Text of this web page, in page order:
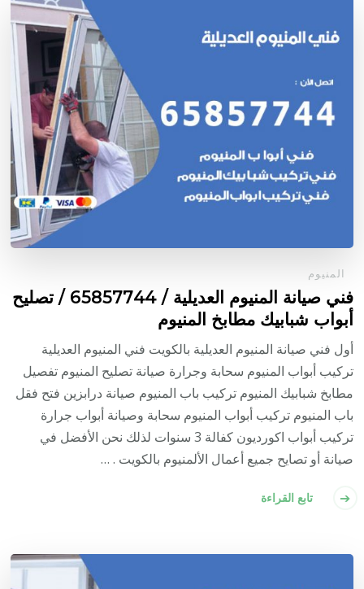
المنيوم
فني صيانة المنيوم العديلية / 65857744 / تصليح
أبواب شبابيك مطابخ المنيوم
أول فني صيانة المنيوم العديلية بالكويت فني المنيوم العديلية
تركيب أبواب المنيوم سحابة وجرارة صيانة تصليح المنيوم تفصيل
مطابخ شبابيك المنيوم تركيب باب المنيوم صيانة درابزين فتح فقل
باب المنيوم تركيب أبواب المنيوم سحابة وصيانة أبواب جرارة
تركيب أبواب اكورديون كفالة 3 سنوات لذلك نحن الأفضل في
صيانة أو تصايح جميع أعمال الألمنيوم بالكويت . …
تابع القراءة